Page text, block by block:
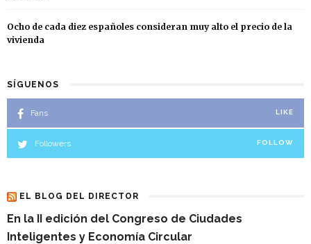
Ocho de cada diez españoles consideran muy alto el precio de la
vivienda
SÍGUENOS
Fans LIKE
Followers FOLLOW
EL BLOG DEL DIRECTOR
En la II edición del Congreso de Ciudades
Inteligentes y Economía Circular